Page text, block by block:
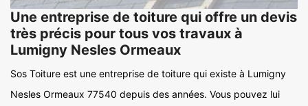
Une entreprise de toiture qui offre un devis
très précis pour tous vos travaux à
Lumigny Nesles Ormeaux
Sos Toiture est une entreprise de toiture qui existe à Lumigny
Nesles Ormeaux 77540 depuis des années. Vous pouvez lui